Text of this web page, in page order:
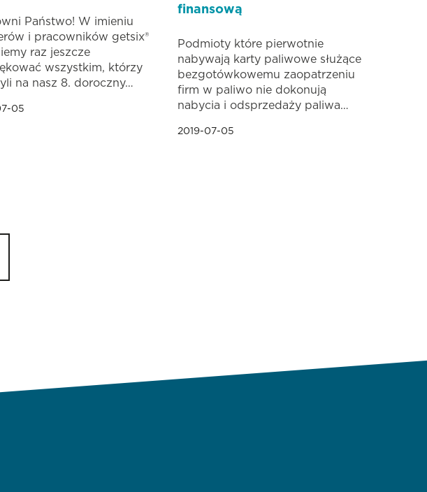
Państwo! W imieniu
i pracowników getsix®
raz jeszcze
wszystkim, którzy
na nasz 8. doroczny…
05
finansową
Podmioty które pierwotnie
nabywają karty paliwowe służące
bezgotówkowemu zaopatrzeniu
firm w paliwo nie dokonują
nabycia i odsprzedaży paliwa…
2019-07-05